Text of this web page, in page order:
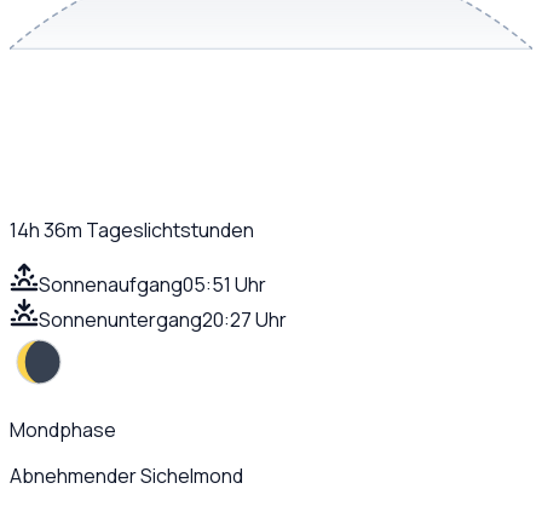
14h 36m Tageslichtstunden
Sonnenaufgang05:51 Uhr
Sonnenuntergang20:27 Uhr
Mondphase
Abnehmender Sichelmond